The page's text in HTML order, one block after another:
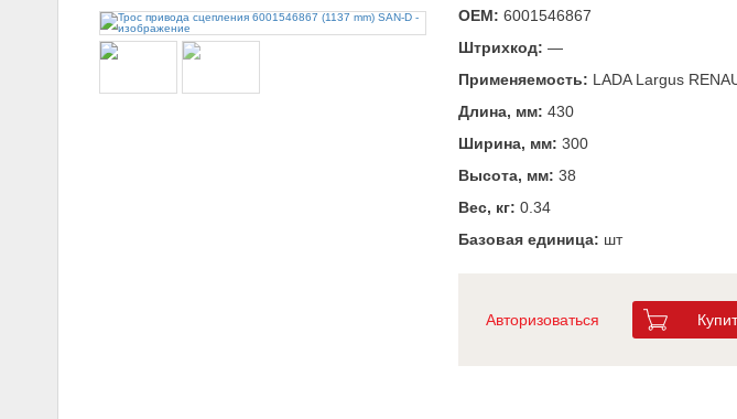
ОЕМ: 6001546867
Штрихкод: —
Применяемость: LADA Largus
Длина, мм: 430
Ширина, мм: 300
Высота, мм: 38
Вес, кг: 0.34
Базовая единица: шт
Авторизоваться